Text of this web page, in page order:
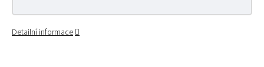
Detailní informace